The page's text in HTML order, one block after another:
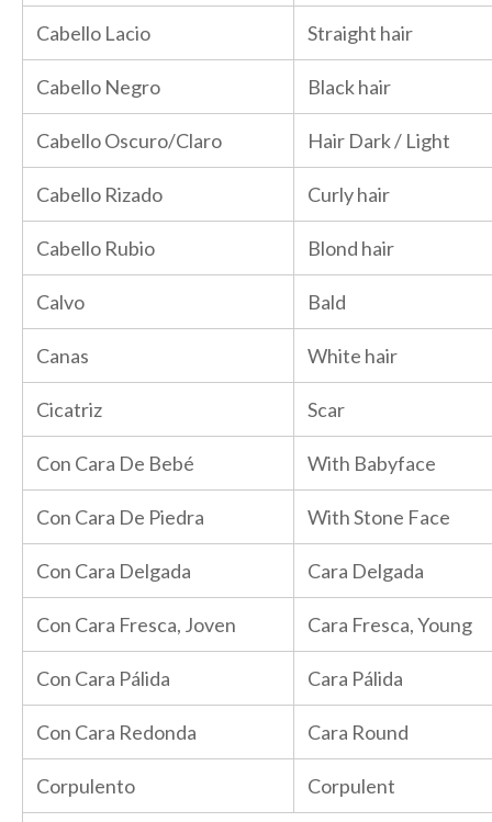
Cabello Lacio Straight hair
Cabello Negro Black hair
Cabello Oscuro/Claro Hair Dark / Light
Cabello Rizado Curly hair
Cabello Rubio Blond hair
Calvo Bald
Canas White hair
Cicatriz Scar
Con Cara De Bebé With Babyface
Con Cara De Piedra With Stone Face
Con Cara Delgada Cara Delgada
Con Cara Fresca, Joven Cara Fresca, Young
Con Cara Pálida Cara Pálida
Con Cara Redonda Cara Round
Corpulento Corpulent